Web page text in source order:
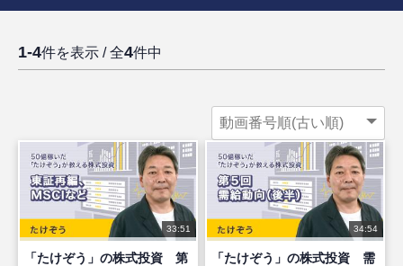
1-4件を表示 / 全4件中
33:51
「たけぞう」の株式投資 第
34:54
「たけぞう」の株式投資 需